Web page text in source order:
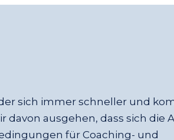
sich immer schneller und
davon ausgehen, dass sich die
für Coaching- und